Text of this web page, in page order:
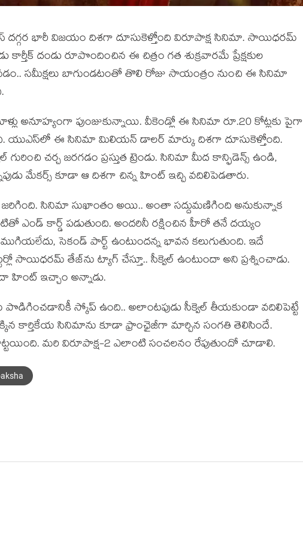
ద‌గ్గ‌ర భారీ విజ‌యం దిశ‌గా దూసుకెళ్తోంది విరూపాక్ష సినిమా. సాయిధ‌ర‌మ్
కార్తీక్ దండు రూపొందించిన ఈ చిత్రం గ‌త శుక్ర‌వార‌మే ప్రేక్ష‌కుల
స‌మీక్ష‌లు బాగుండ‌టంతో తొలి రోజు సాయంత్రం నుంచి ఈ సినిమా
అనూహ్యంగా పుంజుకున్నాయి. వీకెండ్లో ఈ సినిమా రూ.20 కోట్ల‌కు పైగా
యుఎస్‌లో ఈ సినిమా మిలియ‌న్ డాల‌ర్ మార్కు దిశ‌గా దూసుకెళ్తోంది.
చ‌ర్చ జ‌ర‌గ‌డం ప్ర‌స్తుత ట్రెండు. సినిమా మీద కాన్ఫిడెన్స్ ఉండి,
మేక‌ర్స్ కూడా ఆ దిశ‌గా చిన్న హింట్ ఇచ్చి వ‌దిలిపెడ‌తారు.
సినిమా సుఖాంతం అయి.. అంతా స‌ద్దుమ‌ణిగింది అనుకున్నాక
ఎండ్ కార్డ్ ప‌డుతుంది. అంద‌రినీ ర‌క్షించిన హీరో త‌నే ద‌య్యం
సెకండ్ పార్ట్ ఉంటుంద‌న్న భావ‌న క‌లుగుతుంది. ఇదే
సాయిధ‌ర‌మ్ తేజ్‌ను ట్యాగ్ చేస్తూ.. సీక్వెల్ ఉంటుందా అని ప్ర‌శ్నించాడు.
హింట్ ఇచ్చాం అన్నాడు.
స్కోప్ ఉంది.. అలాంట‌పుడు సీక్వెల్ తీయ‌కుండా వ‌దిలిపెట్టే
కార్తికేయ సినిమాను కూడా ఫ్రాంఛైజీగా మార్చిన సంగ‌తి తెలిసిందే.
మ‌రి విరూపాక్ష‌-2 ఎలాంటి సంచ‌ల‌నం రేపుతుందో చూడాలి.